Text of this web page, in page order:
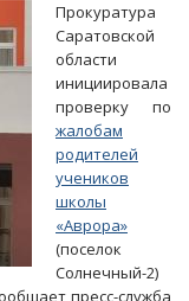
Прокуратура
Саратовской
области
инициировала
проверку по
жалобам
родителей
учеников
школы
«Аврора»
(поселок
Солнечный-2)
пресс-служба